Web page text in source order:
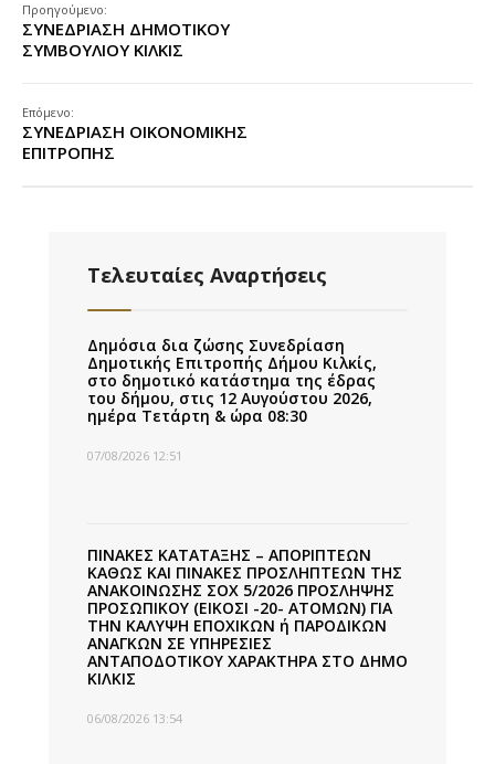
Προηγούμενο:
ΣΥΝΕΔΡΙΑΣΗ ΔΗΜΟΤΙΚΟΥ
ΣΥΜΒΟΥΛΙΟΥ ΚΙΛΚΙΣ
Επόμενο:
ΣΥΝΕΔΡΙΑΣΗ ΟΙΚΟΝΟΜΙΚΗΣ
ΕΠΙΤΡΟΠΗΣ
Τελευταίες Αναρτήσεις
Δημόσια δια ζώσης Συνεδρίαση
Δημοτικής Επιτροπής Δήμου Κιλκίς,
στο δημοτικό κατάστημα της έδρας
του δήμου, στις 12 Αυγούστου 2026,
ημέρα Τετάρτη & ώρα 08:30
07/08/2026 12:51
ΠΙΝΑΚΕΣ ΚΑΤΑΤΑΞΗΣ – ΑΠΟΡΙΠΤΕΩΝ
ΚΑΘΩΣ ΚΑΙ ΠΙΝΑΚΕΣ ΠΡΟΣΛΗΠΤΕΩΝ ΤΗΣ
ΑΝΑΚΟΙΝΩΣΗΣ ΣΟΧ 5/2026 ΠΡΟΣΛΗΨΗΣ
ΠΡΟΣΩΠΙΚΟΥ (ΕΙΚΟΣΙ -20- ΑΤΟΜΩΝ) ΓΙΑ
ΤΗΝ ΚΑΛΥΨΗ ΕΠΟΧΙΚΩΝ ή ΠΑΡΟΔΙΚΩΝ
ΑΝΑΓΚΩΝ ΣΕ ΥΠΗΡΕΣΙΕΣ
ΑΝΤΑΠΟΔΟΤΙΚΟΥ ΧΑΡΑΚΤΗΡΑ ΣΤΟ ΔΗΜΟ
ΚΙΛΚΙΣ
06/08/2026 13:54